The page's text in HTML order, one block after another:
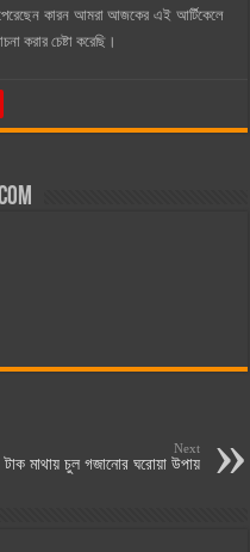
কারন আমরা আজকের এই আর্টিকেলে
করার চেষ্টা করেছি।
Next
টাক মাথায় চুল গজানোর ঘরোয়া উপায়